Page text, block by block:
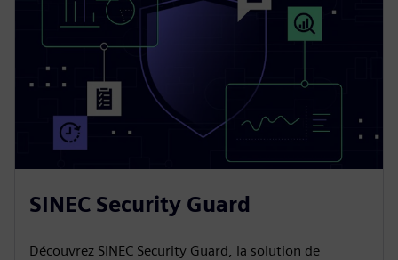
SINEC Security Guard
Découvrez SINEC Security Guard, la solution de